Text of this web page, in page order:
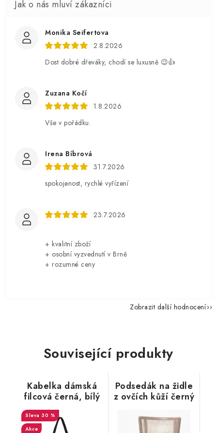
Monika Seifertova
2.8.2026
Dost dobré dřeváky, chodí se luxusně 😉👍
Zuzana Kočí
1.8.2026
Vše v pořádku.
Irena Bíbrová
31.7.2026
spokojenost, rychlé vyřízení
23.7.2026
+ kvalitní zboží
+ osobní vyzvednutí v Brně
+ rozumné ceny
Zobrazit další hodnocení
Související produkty
Kabelka dámská
filcová černá, bílý
ornament
30 %
Akce
Podsedák na židle
z ovčích kůží černý